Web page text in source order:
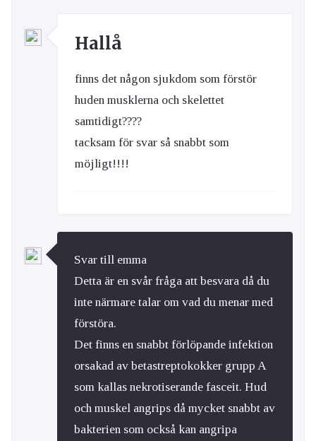
Hallå
finns det någon sjukdom som förstör
huden musklerna och skelettet
samtidigt????
tacksam för svar så snabbt som
möjligt!!!!
Svar till emma
Detta är en svår fråga att besvara då du
inte närmare talar om vad du menar med
förstöra.
Det finns en snabbt förlöpande infektion
orsakad av betastreptokokker grupp A
som kallas nekrotiserande fasceit. Hud
och muskel angrips då mycket snabbt av
bakterien som också kan angripa